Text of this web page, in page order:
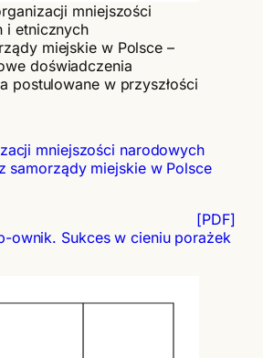
mniejszości
i etnicznych
miejskie w Polsce –
doświadczenia
postulowane w przyszłości
mniejszości narodowych
samorządy miejskie w Polsce
[PDF]
ownik. Sukces w cieniu porażek